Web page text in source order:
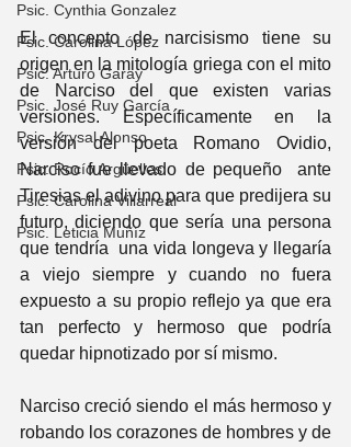
Psic. Cynthia Gonzalez
Psic. Carolina López
Psic. Arturo Garay
Psic. José Ruy García
Psic. Krysal Alonso
Psic. Rocío Argüelles
Psic. Carolina Villarreal
Psic. Leticia Muñíz
El concepto de narcisismo tiene su
origen en la mitología griega con el mito
de Narciso del que existen varias
versiones. Específicamente en la
versión del poeta Romano Ovidio,
Narciso fue llevado de pequeño  ante
Tiresias el adivino para que predijera su
futuro, diciendo que sería una persona
que tendría  una vida longeva y llegaría
a viejo siempre y cuando no fuera
expuesto a su propio reflejo ya que era
tan perfecto y hermoso que podría
quedar hipnotizado por sí mismo.
Narciso creció siendo el más hermoso y
robando los corazones de hombres y de